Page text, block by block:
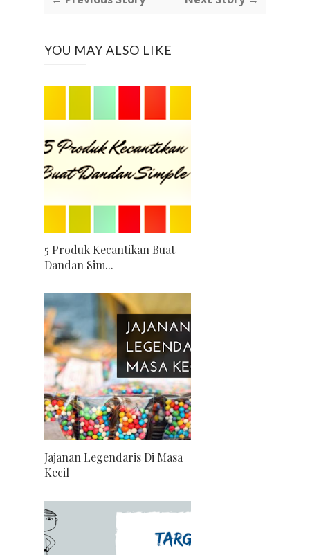
YOU MAY ALSO LIKE
5 Produk Kecantikan Buat
Dandan Sim...
Jajanan Legendaris Di Masa
Kecil